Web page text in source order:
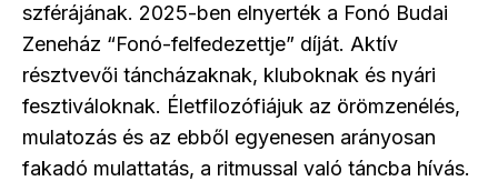
szférájának. 2025-ben elnyerték a Fonó Budai
Zeneház “Fonó-felfedezettje” díját. Aktív
résztvevői táncházaknak, kluboknak és nyári
fesztiváloknak. Életfilozófiájuk az örömzenélés,
mulatozás és az ebből egyenesen arányosan
fakadó mulattatás, a ritmussal való táncba hívás.